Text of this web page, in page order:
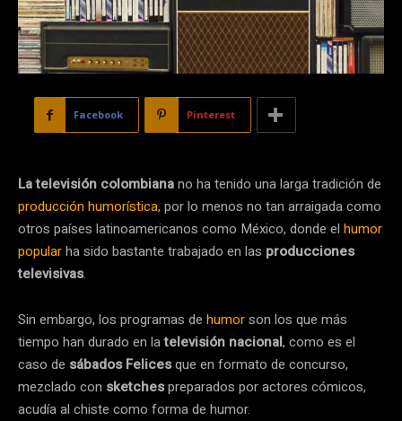
Facebook Pinterest
La televisión colombianano ha tenido una larga tradición de
producción humorística, por lo menos no tan arraigada como
otros países latinoamericanos como México, donde el humor
popularha sido bastante trabajado en las producciones
televisivas.
Sin embargo, los programas de humorson los que más
tiempo han durado en latelevisión nacional, como es el
caso de sábados Felicesque en formato de concurso,
mezclado con sketchespreparados por actores cómicos,
acudía al chiste como forma de humor.